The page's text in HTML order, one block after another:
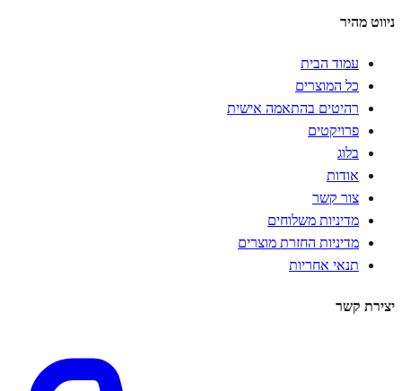
ניווט מהיר
עמוד הבית
כל המוצרים
רהיטים בהתאמה אישית
פרויקטים
בלוג
אודות
צור קשר
מדיניות משלוחים
מדיניות החזרת מוצרים
תנאי אחריות
יצירת קשר